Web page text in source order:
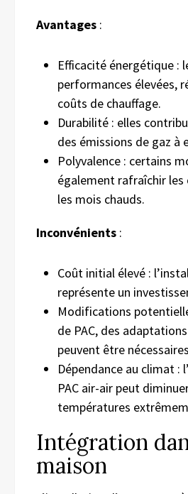
Avantages :
Efficacité énergétique :
performances élevées,
coûts de chauffage.
Durabilité : elles
des émissions de gaz à
Polyvalence : certains
également rafraîchir les
les mois chauds.
Inconvénients :
Coût initial élevé :
représente un
Modifications
de PAC, des
peuvent être
Dépendance au climat :
PAC air-air peut
températures
Intégration
maison